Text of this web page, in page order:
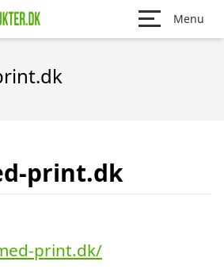
Menu
print.dk
print.dk/